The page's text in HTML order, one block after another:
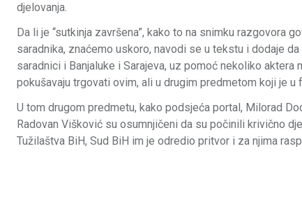
djelovanja.
Da li je “sutkinja završena”, kako to na snimku razgovora
saradnika, znaćemo uskoro, navodi se u tekstu i dodaje
saradnici i Banjaluke i Sarajeva, uz pomoć nekoliko aktera
pokušavaju trgovati ovim, ali u drugim predmetom koji je u
U tom drugom predmetu, kako podsjeća portal, Milorad
Radovan Višković su osumnjičeni da su počinili krivično
Tužilaštva BiH, Sud BiH im je odredio pritvor i za njima